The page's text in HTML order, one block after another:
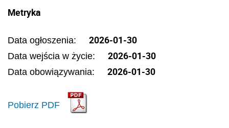
Metryka
Data ogłoszenia: 2026-01-30
Data wejścia w życie: 2026-01-30
Data obowiązywania: 2026-01-30
Pobierz PDF